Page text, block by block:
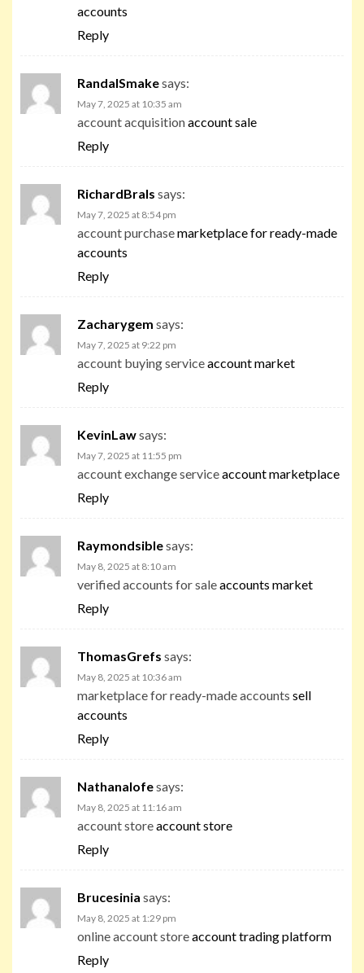
accounts
Reply
RandalSmakesays:
May 7, 2025 at 10:35 am
account acquisitionaccount sale
Reply
RichardBrals says:
May 7, 2025 at 8:54 pm
account purchasemarketplace for ready-made
accounts
Reply
Zacharygem says:
May 7, 2025 at 9:22 pm
account buying serviceaccount market
Reply
KevinLawsays:
May 7, 2025 at 11:55 pm
account exchange serviceaccount marketplace
Reply
Raymondsiblesays:
May 8, 2025 at 8:10 am
verified accounts for saleaccounts market
Reply
ThomasGrefs says:
May 8, 2025 at 10:36 am
marketplace for ready-made accounts sell
accounts
Reply
Nathanalofesays:
May 8, 2025 at 11:16 am
account storeaccount store
Reply
Brucesinia says:
May 8, 2025 at 1:29 pm
online account storeaccount trading platform
Reply